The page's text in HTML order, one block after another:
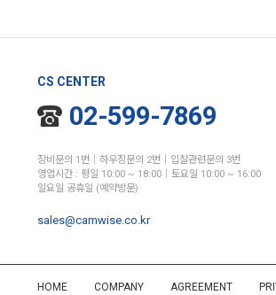
CS CENTER
02-599-7869
장비문의 1번│하우징문의 2번│입찰관련문의 3번
영업시간 : 평일 10:00 ~ 18:00│토요일 10:00 ~ 16:00
일요일 공휴일 (예약방문)
sales@camwise.co.kr
HOME COMPANY AGREEMENT